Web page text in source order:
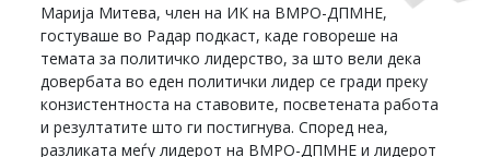
Марија Митева, член на ИК на ВМРО-ДПМНЕ,
гостуваше во Радар подкаст, каде говореше на
темата за политичко лидерство, за што вели дека
довербата во еден политички лидер се гради преку
конзистентноста на ставовите, посветената работа
и резултатите што ги постигнува. Според неа,
разликата меѓу лидерот на ВМРО-ДПМНЕ и лидерот